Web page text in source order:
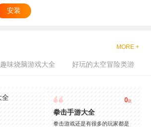
安装
MORE +
趣味烧脑游戏大全 好玩的太空冒险类游
0款
拳击手游大全
拳击游戏还是有很多的玩家都是